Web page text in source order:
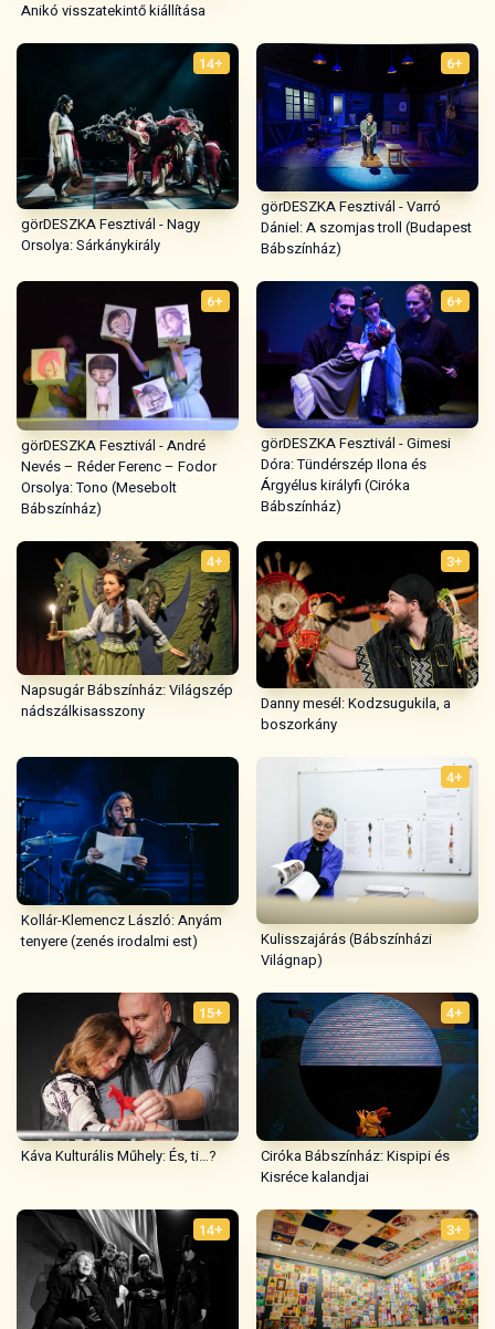
Anikó visszatekintő kiállítása
14+
görDESZKA Fesztivál - Nagy
Orsolya: Sárkánykirály
6+
görDESZKA Fesztivál - Varró
Dániel: A szomjas troll (Budapest
Bábszínház)
6+
görDESZKA Fesztivál - André
Nevés – Réder Ferenc – Fodor
Orsolya: Tono (Mesebolt
Bábszínház)
6+
görDESZKA Fesztivál - Gimesi
Dóra: Tündérszép Ilona és
Árgyélus királyfi (Ciróka
Bábszínház)
4+
Napsugár Bábszínház: Világszép
nádszálkisasszony
3+
Danny mesél: Kodzsugukila, a
boszorkány
Kollár-Klemencz László: Anyám
tenyere (zenés irodalmi est)
4+
Kulisszajárás (Bábszínházi
Világnap)
15+
Káva Kulturális Műhely: És, ti…?
4+
Ciróka Bábszínház: Kispipi és
Kisréce kalandjai
14+ 3+